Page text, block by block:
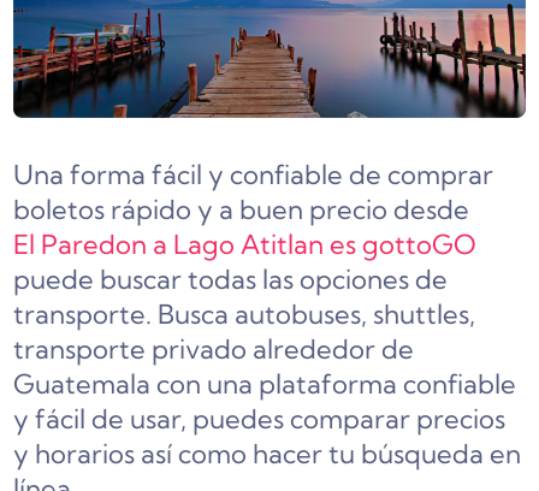
Una forma fácil y confiable de comprar
boletos rápido y a buen precio desde
El Paredon a Lago Atitlan es gottoGO
puede buscar todas las opciones de
transporte. Busca autobuses, shuttles,
transporte privado alrededor de
Guatemala con una plataforma confiable
y fácil de usar, puedes comparar precios
y horarios así como hacer tu búsqueda en